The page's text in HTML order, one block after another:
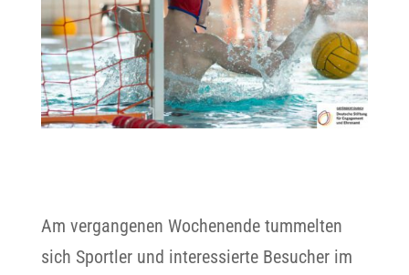
Am vergangenen Wochenende tummelten
sich Sportler und interessierte Besucher im